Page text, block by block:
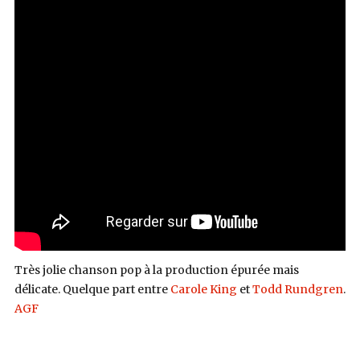
Très jolie chanson pop à la production épurée mais
délicate. Quelque part entre Carole King etTodd Rundgren.
AGF